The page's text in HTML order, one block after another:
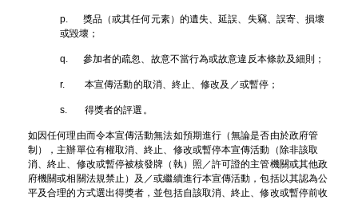
p. 獎品（或其任何元素）的遺失、延誤、失竊、誤寄、損壞
或毀壞；
q. 參加者的疏忽、故意不當行為或故意違反本條款及細則；
r. 本宣傳活動的取消、終止、修改及／或暫停；
s. 得獎者的評選。
如因任何理由而令本宣傳活動無法如預期進行（無論是否由於政府管
制），主辦單位有權取消、終止、修改或暫停本宣傳活動（除非該取
消、終止、修改或暫停被核發牌（執）照／許可證的主管機關或其他政
府機關或相關法規禁止）及／或繼續進行本宣傳活動，包括以其認為公
平及合理的方式選出得獎者，並包括自該取消、終止、修改或暫停前收